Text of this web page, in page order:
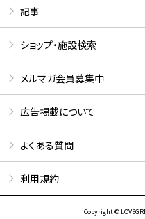
記事
ショップ・施設検索
メルマガ会員募集中
広告掲載について
よくある質問
利用規約
Copyright ©